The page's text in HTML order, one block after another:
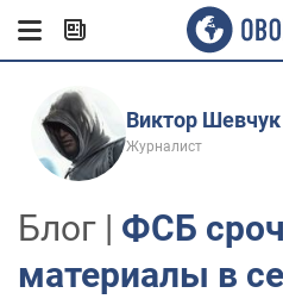
Виктор Шевчук
Журналист
Блог | ФСБ
материалы в